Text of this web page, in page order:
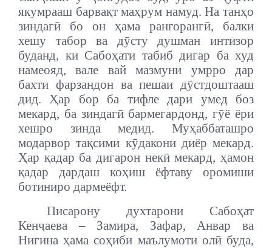
якумрааш барвақт маҳрум намуд. На танҳо
зиндагӣ бо он ҳама рангорангӣ, балки
хешу табор ва дӯсту душман интизор
буданд, ки Сабоҳати табиб дигар ба худ
намеояд, вале вай мазмуни умрро дар
бахти фарзандон ва пешаи дӯстдоштааш
дид. Ҳар бор ба тифле дари умед боз
мекард, ба зиндагӣ бармегардонд, гӯё ёри
хешро зинда медид. Муҳаббаташро
модарвор тақсими кӯдакони диёр мекард.
Ҳар қадар ба дигарон некӣ мекард, ҳамон
қадар дардаш коҳиш ёфтаву оромиши
ботиниро дармеёфт.
Писарону духтарони Сабоҳат
Кенҷаева – Замира, Зафар, Анвар ва
Нигина ҳама соҳиби маълумоти олӣ буда,